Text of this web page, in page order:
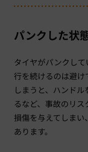
パンクした状
タイヤがパンクし
行を続けるのは避
しまうと、ハンド
るなど、事故のリ
損傷を与えてしまい
あります。